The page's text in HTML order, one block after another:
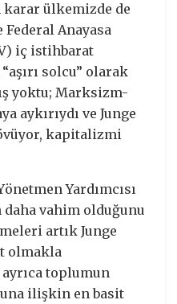
karar ülkemizde de
Anayasa
iç istihbarat
solcu” olarak
yoktu; Marksizm-
aykırıydı ve Junge
kapitalizmi
Yardımcısı
vahim olduğunu
artık Junge
olmakla
toplumun
ilişkin en basit